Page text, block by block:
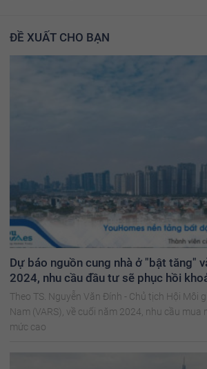
ĐỀ XUẤT CHO BẠN
Dự báo nguồn cung nhà ở "bật tăng"
2024, nhu cầu đầu tư sẽ phục hồi
Theo TS. Nguyễn Văn Đính - Chủ tịch Hội Môi
Nam (VARS), về cuối năm 2024, nhu cầu
mức cao